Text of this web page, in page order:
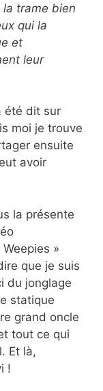
trame bien
qui la
et
leur
été dit sur
moi je trouve
ensuite
avoir
la présente
»
que je suis
du jonglage
statique
grand oncle
tout ce qui
Et là,
!